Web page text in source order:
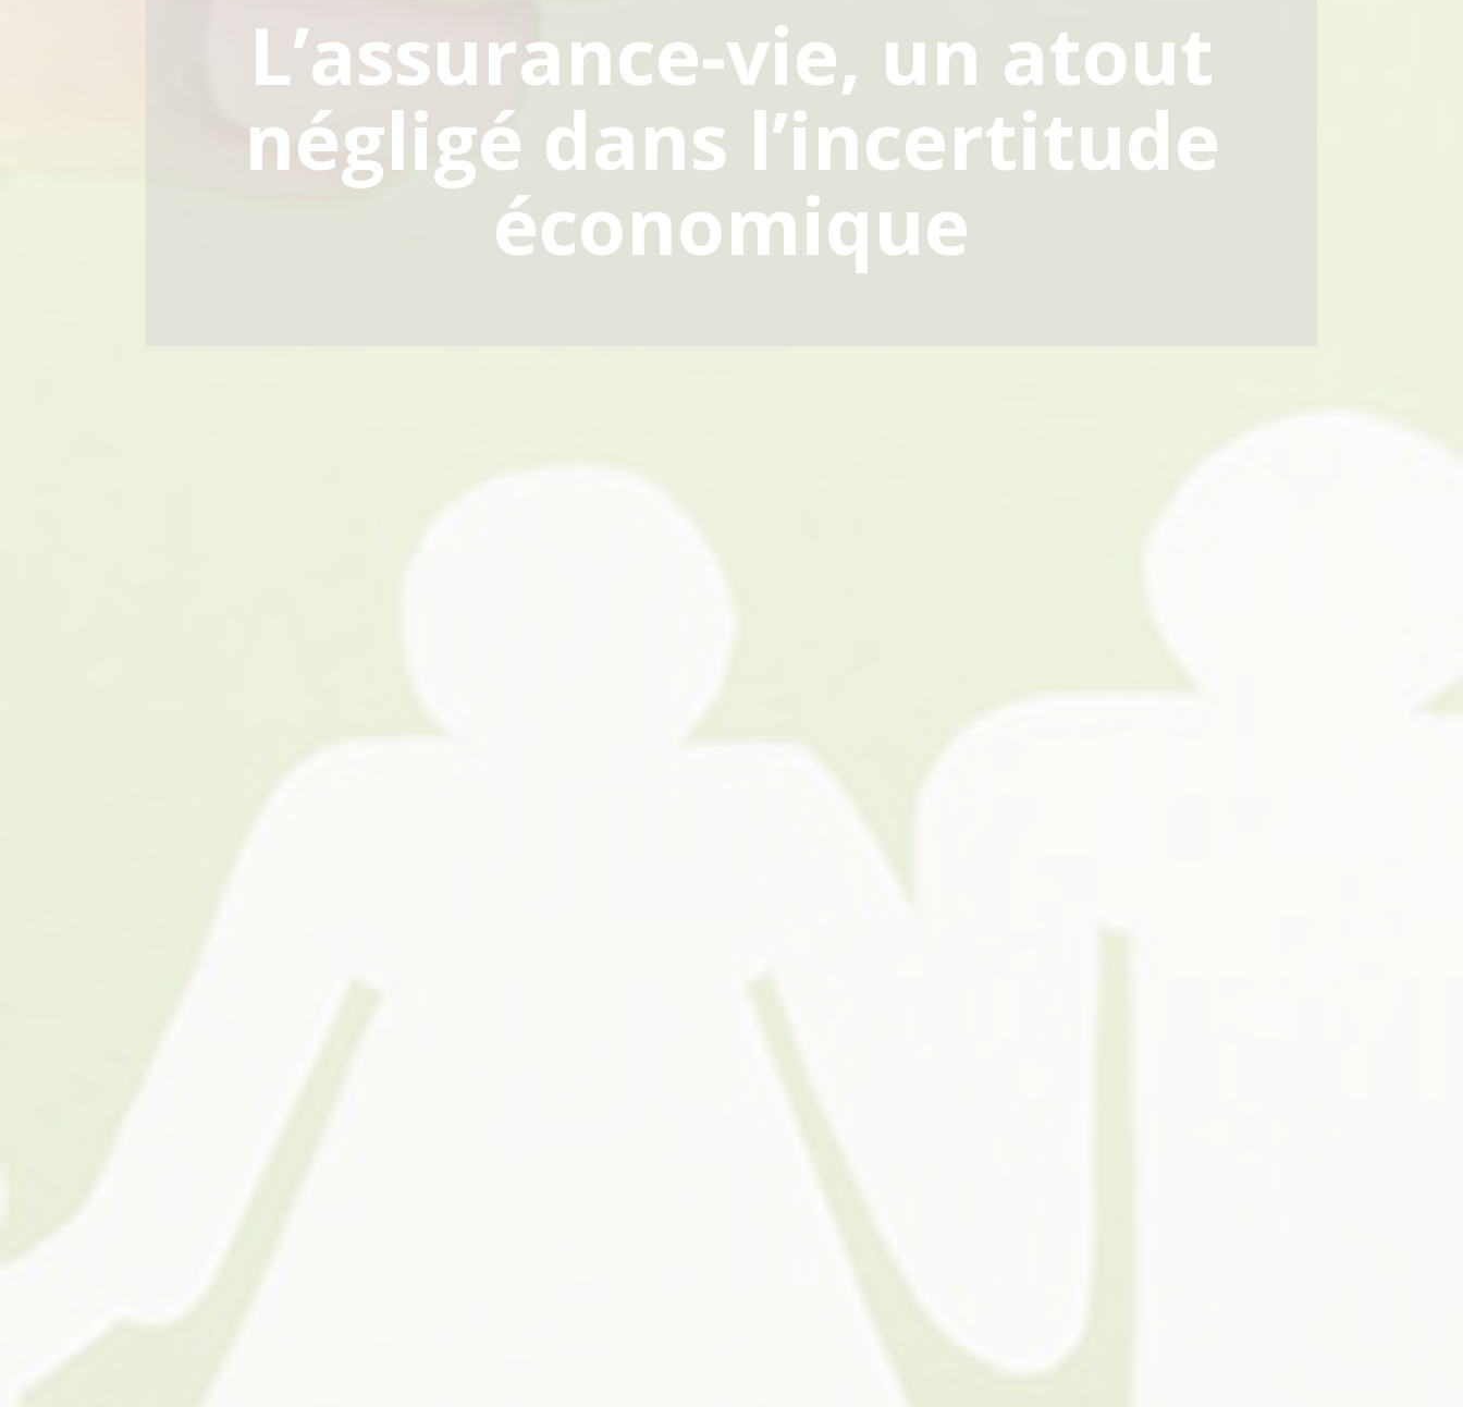
L’assurance-vie, un atout
négligé dans l’incertitude
économique